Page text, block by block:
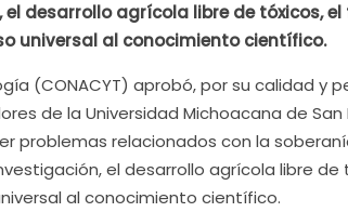
desarrollo agrícola libre de tóxicos,
universal al conocimiento científico.
(CONACYT) aprobó, por su calidad y
de la Universidad Michoacana de San
problemas relacionados con la
el desarrollo agrícola libre
al conocimiento científico.